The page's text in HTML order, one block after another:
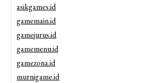
asikgames.id
gamemain.id
gamejurus.id
gamemenu.id
gamezona.id
murnigame.id